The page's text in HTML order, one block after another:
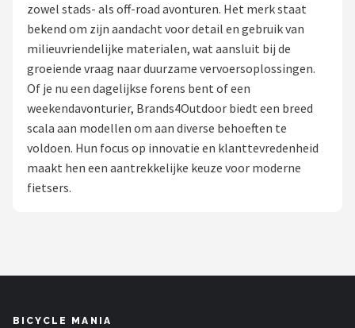
Kinderfietsen
Stadsfietsen
Elektrische fietsen
Mountainbikes
Shop
zowel stads- als off-road avonturen. Het merk staat
bekend om zijn aandacht voor detail en gebruik van
milieuvriendelijke materialen, wat aansluit bij de
groeiende vraag naar duurzame vervoersoplossingen.
Of je nu een dagelijkse forens bent of een
weekendavonturier, Brands4Outdoor biedt een breed
scala aan modellen om aan diverse behoeften te
voldoen. Hun focus op innovatie en klanttevredenheid
maakt hen een aantrekkelijke keuze voor moderne
fietsers.
BICYCLE MANIA